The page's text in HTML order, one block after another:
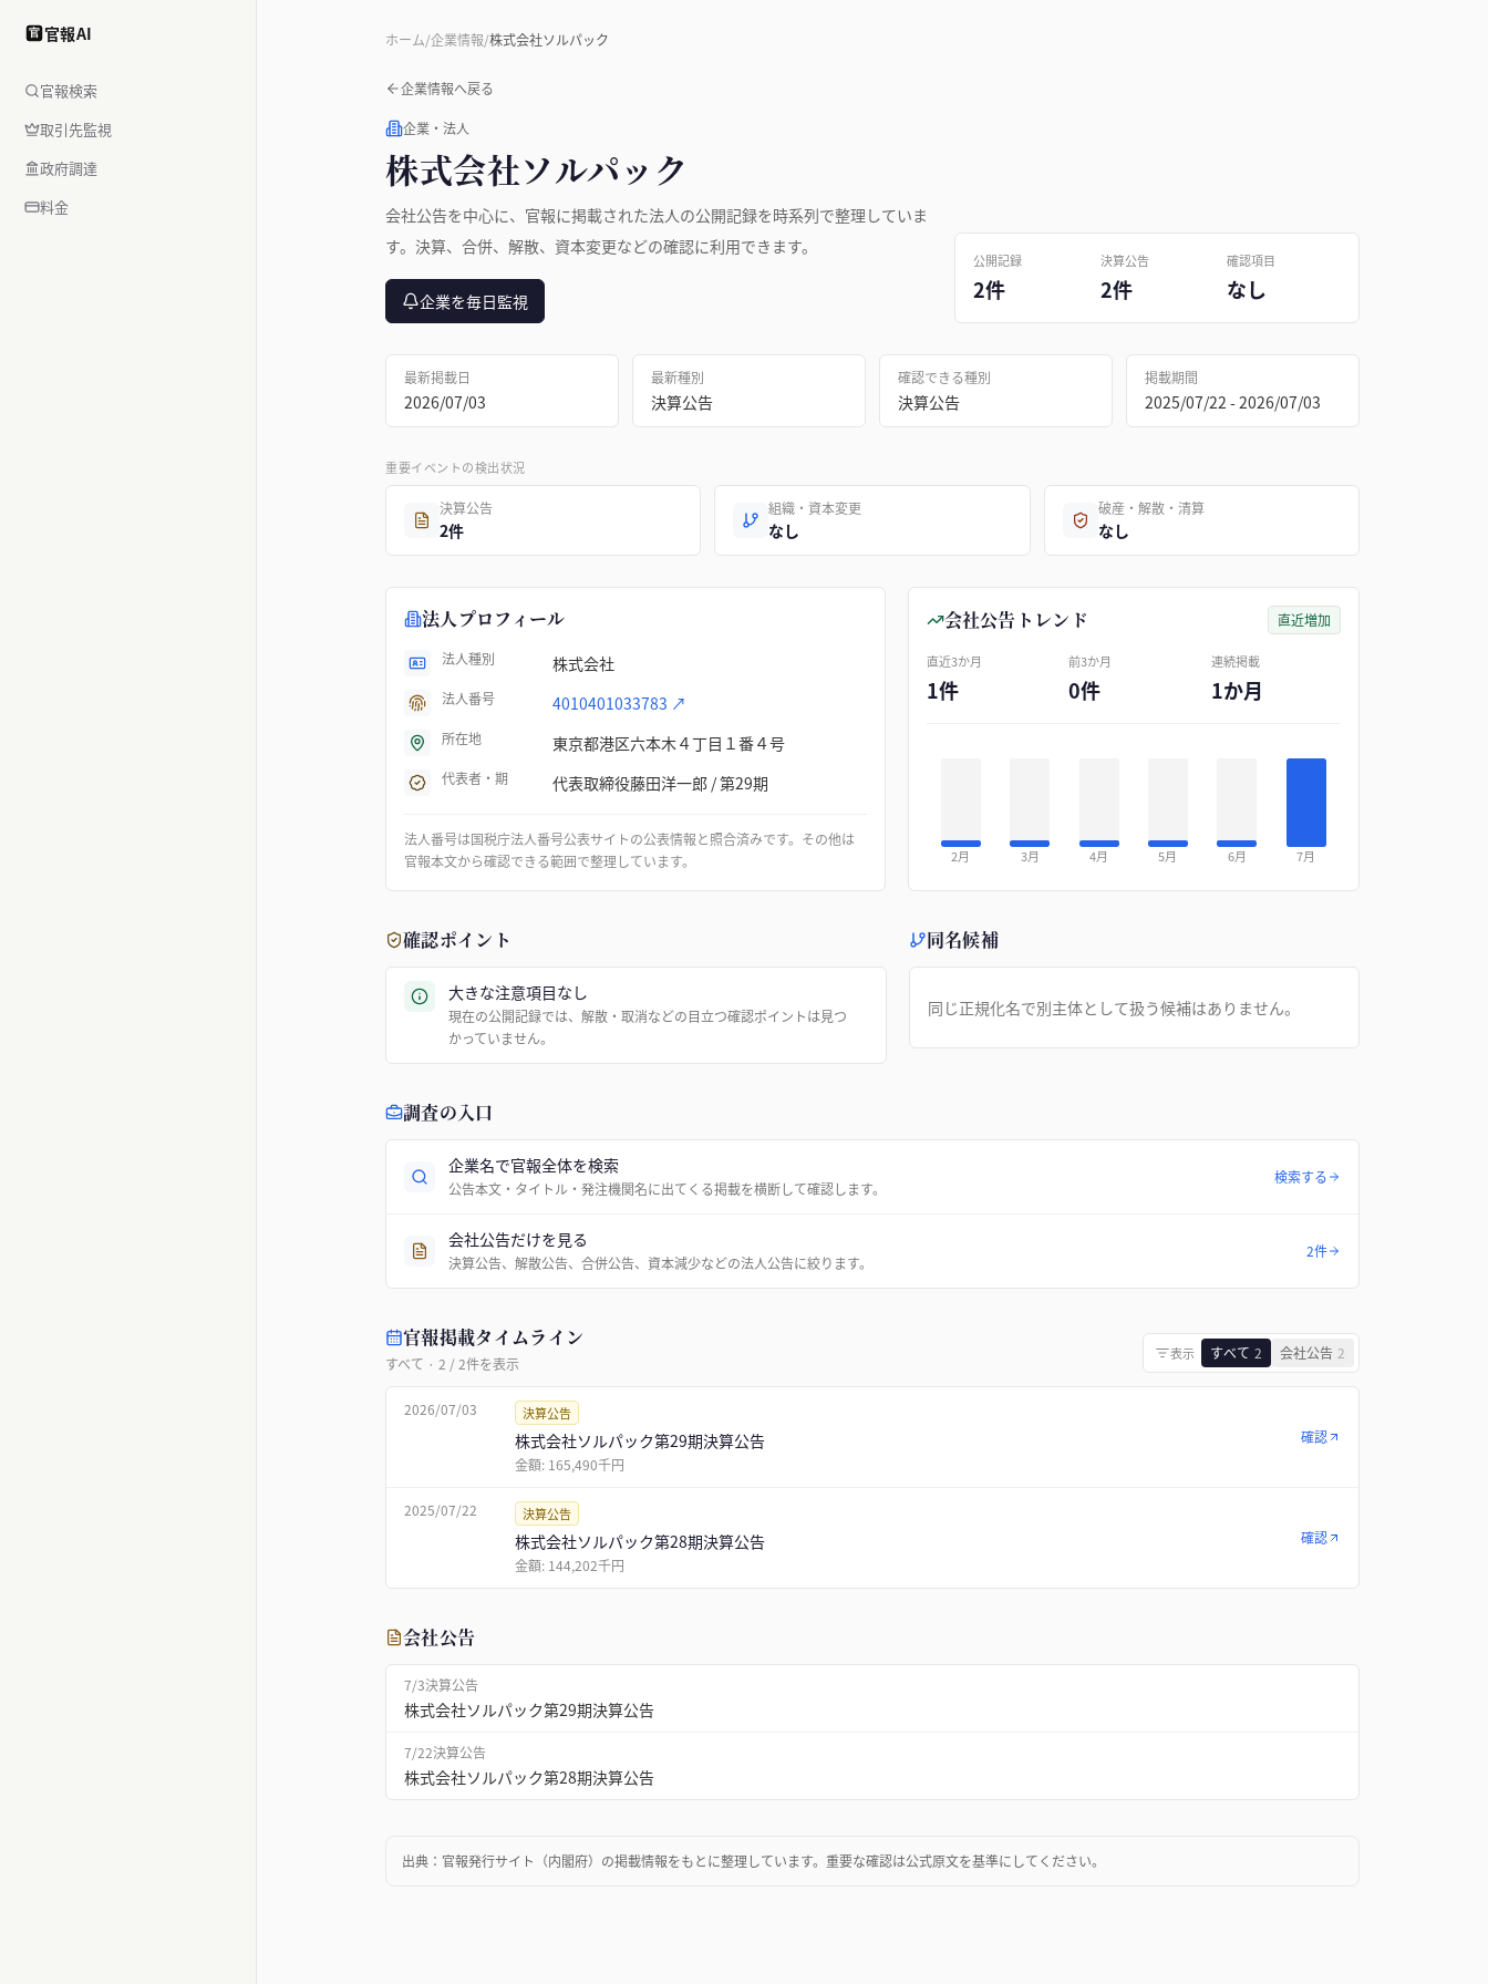
官 官報AI
官報検索
取引先監視
政府調達
料金
ホーム/企業情報/株式会社ソルパック
企業情報へ戻る
企業・法人
株式会社ソルパック
会社公告を中心に、官報に掲載された法人の公開記録を時系列で整理していま
す。決算、合併、解散、資本変更などの確認に利用できます。
企業を毎日監視
公開記録
2件
決算公告
2件
確認項目
なし
最新掲載日
2026/07/03
最新種別
決算公告
確認できる種別
決算公告
掲載期間
2025/07/22 - 2026/07/03
重要イベントの検出状況
決算公告
2件
組織・資本変更
なし
破産・解散・清算
なし
法人プロフィール
法人種別 株式会社
法人番号 4010401033783 ↗
所在地 東京都港区六本木４丁目１番４号
代表者・期 代表取締役藤田洋一郎 / 第29期
法人番号は国税庁法人番号公表サイトの公表情報と照合済みです。その他は
官報本文から確認できる範囲で整理しています。
会社公告トレンド 直近増加
直近3か月
1件
前3か月
0件
連続掲載
1か月
2月 3月 4月 5月 6月 7月
確認ポイント
大きな注意項目なし
現在の公開記録では、解散・取消などの目立つ確認ポイントは見つ
かっていません。
同名候補
同じ正規化名で別主体として扱う候補はありません。
調査の入口
企業名で官報全体を検索
公告本文・タイトル・発注機関名に出てくる掲載を横断して確認します。
検索する
会社公告だけを見る
決算公告、解散公告、合併公告、資本減少などの法人公告に絞ります。
2件
官報掲載タイムライン
すべて · 2 /2件を表示
表示 すべて 2 会社公告 2
2026/07/03 決算公告
株式会社ソルパック第29期決算公告
金額: 165,490千円
確認
2025/07/22 決算公告
株式会社ソルパック第28期決算公告
金額: 144,202千円
確認
会社公告
7/3決算公告
株式会社ソルパック第29期決算公告
7/22決算公告
株式会社ソルパック第28期決算公告
出典： 官報発行サイト（内閣府） の掲載情報をもとに整理しています。重要な確認は公式原文を基準にしてください。